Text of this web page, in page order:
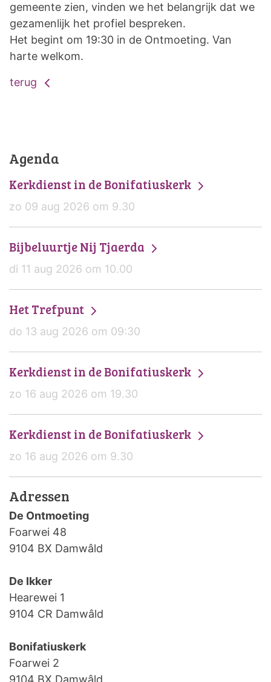
gemeente zien, vinden we het belangrijk dat we
gezamenlijk het profiel bespreken.
Het begint om 19:30 in de Ontmoeting. Van
harte welkom.
terug
Agenda
Kerkdienst in de Bonifatiuskerk
zo 09 aug 2026 om 9.30
Bijbeluurtje Nij Tjaerda
di 11 aug 2026 om 10.00
Het Trefpunt
do 13 aug 2026 om 09:30
Kerkdienst in de Bonifatiuskerk
zo 16 aug 2026 om 19.30
Kerkdienst in de Bonifatiuskerk
zo 16 aug 2026 om 9.30
Adressen
De Ontmoeting
Foarwei 48
9104 BX Damwâld
De Ikker
Hearewei 1
9104 CR Damwâld
Bonifatiuskerk
Foarwei 2
9104 BX Damwâld